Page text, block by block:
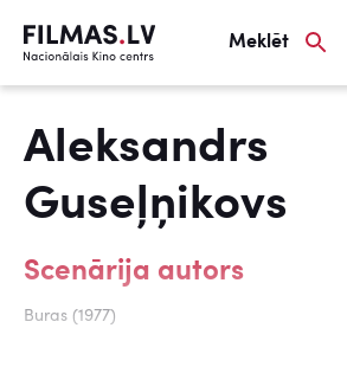
Meklēt
Aleksandrs
Guseļņikovs
Scenārija autors
Buras (1977)